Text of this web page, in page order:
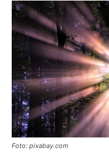
Foto: pixabay.com